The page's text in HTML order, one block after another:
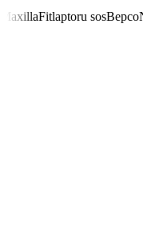
Fitlaptoru sosBepcoNG